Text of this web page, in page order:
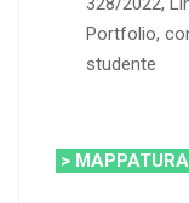
Portfolio,
studente
>